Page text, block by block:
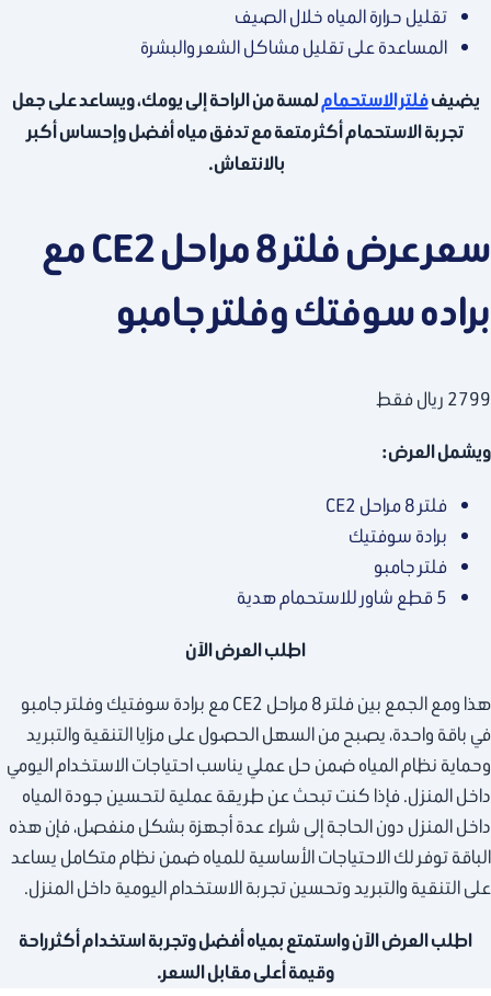
تقليل حرارة المياه خلال الصيف
المساعدة على تقليل مشاكل الشعر والبشرة
يضيففلتر الاستحماملمسة من الراحة إلى يومك، ويساعد على جعل
تجربة الاستحمام أكثر متعة مع تدفق مياه أفضل وإحساس أكبر
بالانتعاش.
سعر عرض فلتر 8 مراحل CE2 مع
براده سوفتك وفلتر جامبو
2799 ريال فقط
ويشمل العرض:
فلتر 8 مراحل CE2
برادة سوفتيك
فلتر جامبو
5 قطع شاور للاستحمام هدية
اطلب العرض الآن
هذا ومع الجمع بين فلتر 8 مراحل CE2 مع برادة سوفتيك وفلتر جامبو
في باقة واحدة، يصبح من السهل الحصول على مزايا التنقية والتبريد
وحماية نظام المياه ضمن حل عملي يناسب احتياجات الاستخدام اليومي
داخل المنزل. فإذا كنت تبحث عن طريقة عملية لتحسين جودة المياه
داخل المنزل دون الحاجة إلى شراء عدة أجهزة بشكل منفصل، فإن هذه
الباقة توفر لك الاحتياجات الأساسية للمياه ضمن نظام متكامل يساعد
على التنقية والتبريد وتحسين تجربة الاستخدام اليومية داخل المنزل.
اطلب العرض الآن واستمتع بمياه أفضل وتجربة استخدام أكثر راحة
وقيمة أعلى مقابل السعر.